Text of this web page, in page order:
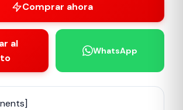
Comprar ahora
al
WhatsApp